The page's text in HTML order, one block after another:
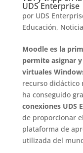
UDS Enterprise
por UDS
Educación,
Moodle es la
permite asignar
virtuales
recurso didáctico
ha conseguido
conexiones UDS
de proporcionar
plataforma de
utilizada del